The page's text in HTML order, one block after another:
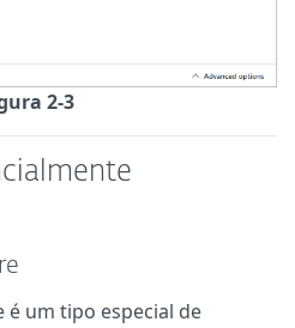
2-3
um tipo especial de